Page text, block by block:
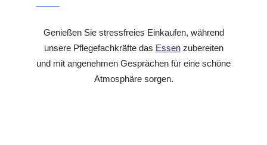
Genießen Sie stressfreies Einkaufen, während
unsere Pflegefachkräfte das Essenzubereiten
und mit angenehmen Gesprächen für eine schöne
Atmosphäre sorgen.